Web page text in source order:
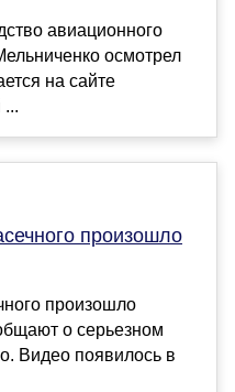
авиационного
осмотрел
на сайте
...
произошло
произошло
о серьезном
Видео появилось в